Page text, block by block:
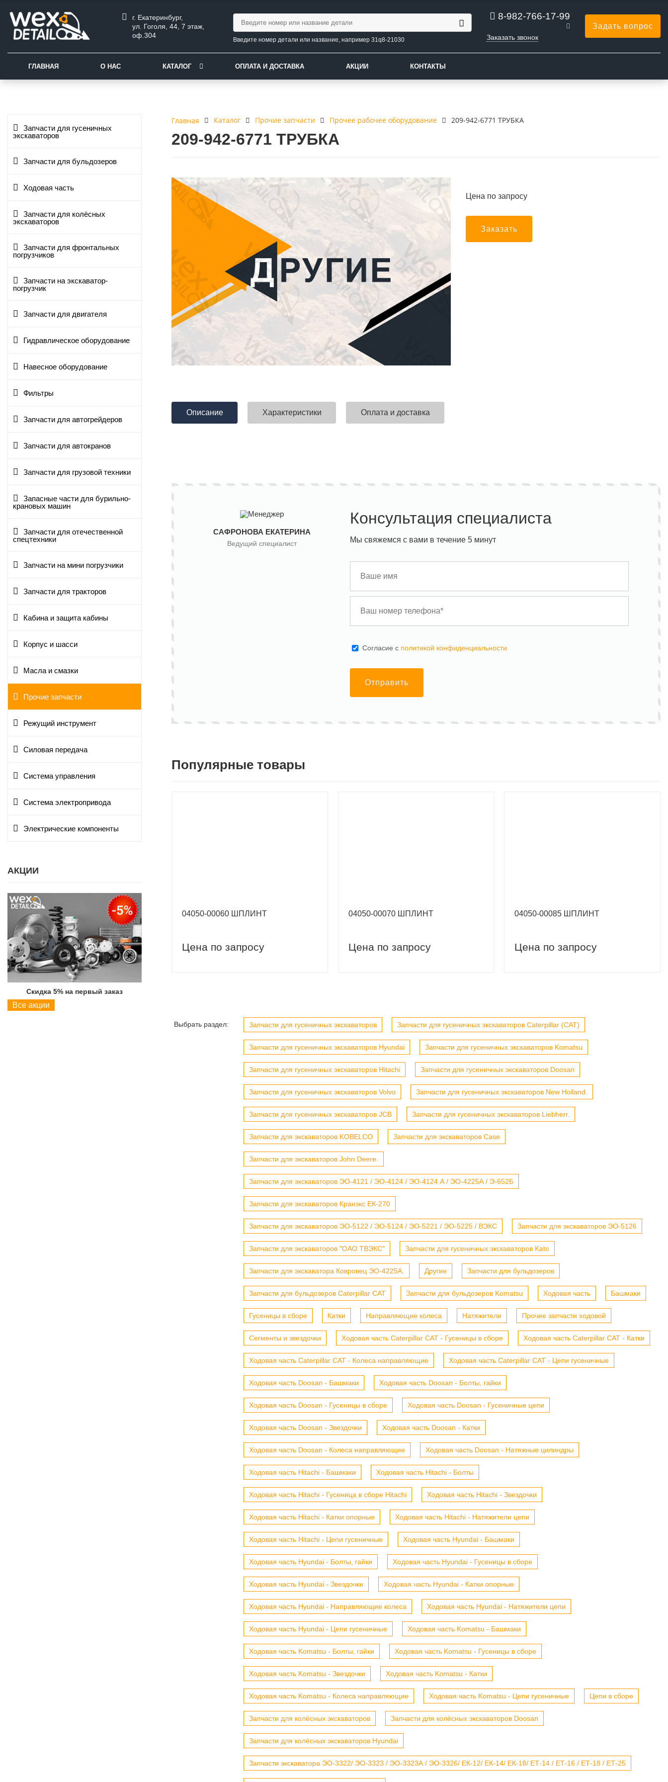
г. Екатеринбург,
ул. Гоголя, 44, 7 этаж,
оф.304
Введите номер детали или название, например 31q8-21030
8-982-766-17-99
Заказать звонок
Задать вопрос
ГЛАВНАЯ О НАС КАТАЛОГ ОПЛАТА И ДОСТАВКА АКЦИИ КОНТАКТЫ
Запчасти для гусеничных
экскаваторов
Запчасти для бульдозеров
Ходовая часть
Запчасти для колёсных
экскаваторов
Запчасти для фронтальных
погрузчиков
Запчасти на экскаватор-
погрузчик
Запчасти для двигателя
Гидравлическое оборудование
Навесное оборудование
Фильтры
Запчасти для автогрейдеров
Запчасти для автокранов
Запчасти для грузовой техники
Запасные части для бурильно-
крановых машин
Запчасти для отечественной
спецтехники
Запчасти на мини погрузчики
Запчасти для тракторов
Кабина и защита кабины
Корпус и шасси
Масла и смазки
Прочие запчасти
Режущий инструмент
Силовая передача
Система управления
Система электропривода
Электрические компоненты
АКЦИИ
Скидка 5% на первый заказ
Все акции
Главная Каталог Прочие запчасти Прочее рабочее оборудование 209-942-6771 ТРУБКА
209-942-6771 ТРУБКА
Цена по запросу
Заказать
Описание Характеристики Оплата и доставка
САФРОНОВА ЕКАТЕРИНА
Ведущий специалист
Консультация специалиста
Мы свяжемся с вами в течение 5 минут
Cогласие с политикой конфиденциальности
Отправить
Популярные товары
04050-00060 ШПЛИНТ
Цена по запросу
04050-00070 ШПЛИНТ
Цена по запросу
04050-00085 ШПЛИНТ
Цена по запросу
Выбрать раздел: Запчасти для гусеничных экскаваторов Запчасти для гусеничных экскаваторов Caterpillar (CAT)
Запчасти для гусеничных экскаваторов Hyundai Запчасти для гусеничных экскаваторов Komatsu
Запчасти для гусеничных экскаваторов Hitachi Запчасти для гусеничных экскаваторов Doosan
Запчасти для гусеничных экскаваторов Volvo Запчасти для гусеничных экскаваторов New Holland.
Запчасти для гусеничных экскаваторов JCB Запчасти для гусеничных экскаваторов Liebherr.
Запчасти для экскаваторов KOBELCO Запчасти для экскаваторов Case
Запчасти для экскаваторов John Deere.
Запчасти для экскаваторов ЭО-4121 / ЭО-4124 / ЭО-4124 А / ЭО-4225А / Э-652Б
Запчасти для экскаваторов Кранэкс ЕК-270
Запчасти для экскаваторов ЭО-5122 / ЭО-5124 / ЭО-5221 / ЭО-5225 / ВЭКС Запчасти для экскаваторов ЭО-5126
Запчасти для экскаваторов "ОАО ТВЭКС" Запчасти для гусеничных экскаваторов Kato
Запчасти для экскаватора Ковровец ЭО-4225А. Другие Запчасти для бульдозеров
Запчасти для бульдозеров Caterpillar CAT Запчасти для бульдозеров Komatsu Ходовая часть Башмаки
Гусеницы в сборе Катки Направляющие колеса Натяжители Прочие запчасти ходовой
Сегменты и звездочки Ходовая часть Caterpillar CAT - Гусеницы в сборе Ходовая часть Caterpillar CAT - Катки
Ходовая часть Caterpillar CAT - Колеса направляющие Ходовая часть Caterpillar CAT - Цепи гусеничные
Ходовая часть Doosan - Башмаки Ходовая часть Doosan - Болты, гайки
Ходовая часть Doosan - Гусеницы в сборе Ходовая часть Doosan - Гусеничные цепи
Ходовая часть Doosan - Звездочки Ходовая часть Doosan - Катки
Ходовая часть Doosan - Колеса направляющие Ходовая часть Doosan - Натяжные цилиндры
Ходовая часть Hitachi - Башмаки Ходовая часть Hitachi - Болты
Ходовая часть Hitachi - Гусеница в сборе Hitachi Ходовая часть Hitachi - Звездочки
Ходовая часть Hitachi - Катки опорные Ходовая часть Hitachi - Натяжители цепи
Ходовая часть Hitachi - Цепи гусеничные Ходовая часть Hyundai - Башмаки
Ходовая часть Hyundai - Болты, гайки Ходовая часть Hyundai - Гусеницы в сборе
Ходовая часть Hyundai - Звездочки Ходовая часть Hyundai - Катки опорные
Ходовая часть Hyundai - Направляющие колеса Ходовая часть Hyundai - Натяжители цепи
Ходовая часть Hyundai - Цепи гусеничные Ходовая часть Komatsu - Башмаки
Ходовая часть Komatsu - Болты, гайки Ходовая часть Komatsu - Гусеницы в сборе
Ходовая часть Komatsu - Звездочки Ходовая часть Komatsu - Катки
Ходовая часть Komatsu - Колеса направляющие Ходовая часть Komatsu - Цепи гусеничные Цепи в сборе
Запчасти для колёсных экскаваторов Запчасти для колёсных экскаваторов Doosan
Запчасти для колёсных экскаваторов Hyundai
Запчасти экскаватора ЭО-3322/ ЭО-3323 / ЭО-3323А / ЭО-3326/ ЕК-12/ ЕК-14/ ЕК-18/ ЕТ-14 / ЕТ-16 / ЕТ-18 / ЕТ-25